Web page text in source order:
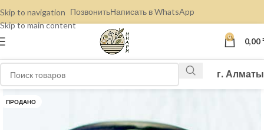
Skip to navigation
Skip to main content
ПозвонитьНаписать в WhatsApp
0 0,00
г. Алматы
ПРОДАНО